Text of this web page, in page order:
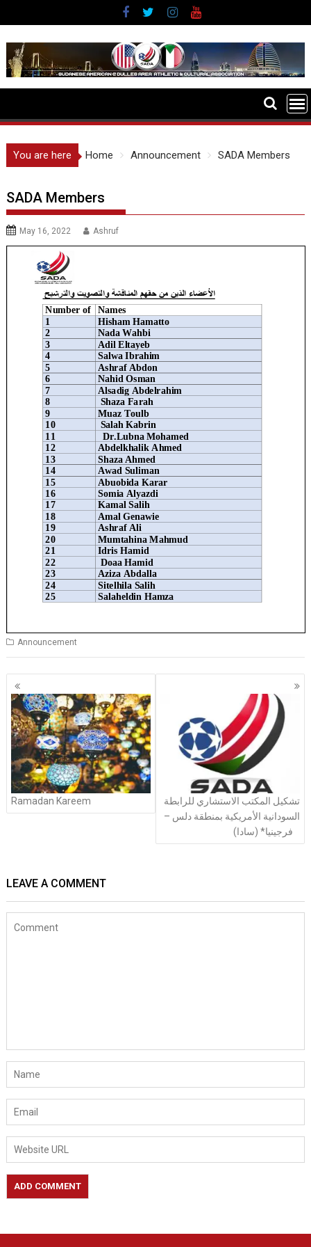
to
content
You are here Home Announcement SADA Members
SADA Members
May 16, 2022 Ashruf
Announcement
Posts
navigation
Ramadan Kareem
تشكيل المكتب الاستشاري للرابطة
السودانية الأمريكية بمنطقة دلس –
فرجينيا* (سادا)
LEAVE A COMMENT